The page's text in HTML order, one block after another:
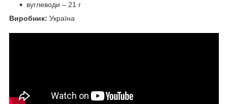
вуглеводи – 21 г
Виробник: Україна